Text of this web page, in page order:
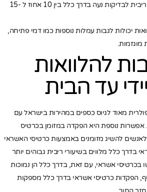
שיעור הריבית הוא: הריבית לבדיקות נעה בדרך כלל בין 10 אחוז ל -15
יכולות לגבות עמלות נוספות כמו דמי פתיחה,
מוגזמות.
להלוואות
עד הבית
מאוד לגיוס כספים במהירות בישראל עם
אפשרות נוספת היא הפקדה במזומן בכרטיס
להשיג מזומנים באמצעות כרטיסי האשראי
בדרך כלל מלווים בשיעורי ריבית גבוהים יותר
בכרטיסי אשראי, עם זאת, בדרך כלל הן נמוכות
הפקדות כרטיסי אשראי בדרך כלל מספקות